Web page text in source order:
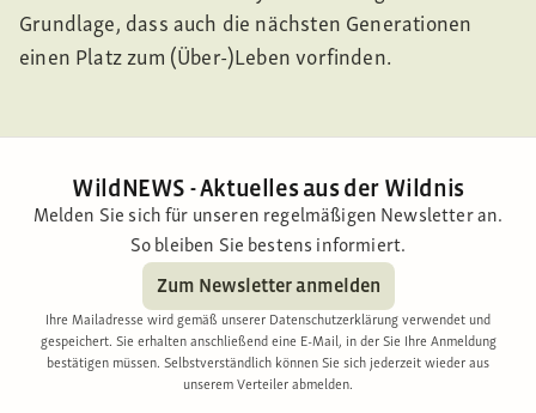
Grundlage, dass auch die nächsten Generationen
einen Platz zum (Über-)Leben vorfinden.
WildNEWS - Aktuelles aus der Wildnis
Melden Sie sich für unseren regelmäßigen Newsletter an.
So bleiben Sie bestens informiert.
Zum Newsletter anmelden
Ihre Mailadresse wird gemäß unserer Datenschutzerklärung verwendet und
gespeichert. Sie erhalten anschließend eine E-Mail, in der Sie Ihre Anmeldung
bestätigen müssen. Selbstverständlich können Sie sich jederzeit wieder aus
unserem Verteiler abmelden.